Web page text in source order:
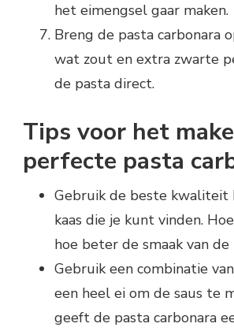
het eimengsel gaar maken.
Breng de pasta carbonara
wat zout en extra zwarte
de pasta direct.
Tips voor het
perfecte pasta
Gebruik de beste kwaliteit
kaas die je kunt vinden.
hoe beter de smaak van de
Gebruik een combinatie
een heel ei om de saus te
geeft de pasta carbonara